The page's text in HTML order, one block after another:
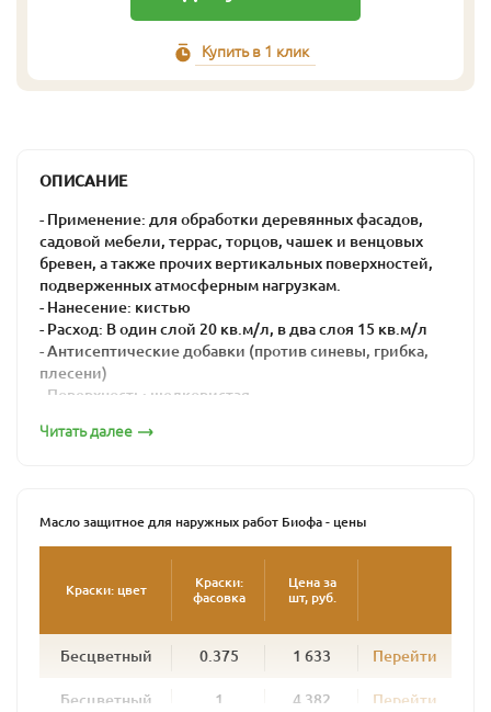
Купить в 1 клик
ОПИСАНИЕ
- Применение: для обработки деревянных фасадов,
садовой мебели, террас, торцов, чашек и венцовых
бревен, а также прочих вертикальных поверхностей,
подверженных атмосферным нагрузкам.
- Нанесение: кистью
- Расход: В один слой 20 кв.м/л, в два слоя 15 кв.м/л
- Антисептические добавки (против синевы, грибка,
плесени)
- Поверхность: шелковистая
поверхностей, подвергающихся интенсивной
атмосферной нагрузке: садовая мебель, беседки,
заборы, террасы, балки и лаги, венцы срубов. Масло
защитный слой. Подчеркивая структуру дерева, масло
придает поверхности полуглянцевый блеск.
Читать далее
Масло защитное для наружных работ Биофа - цены
Краски: цвет
Краски:
фасовка
Цена за
шт, руб.
Бесцветный 0.375 1 633 Перейти
Бесцветный 1 4 382 Перейти